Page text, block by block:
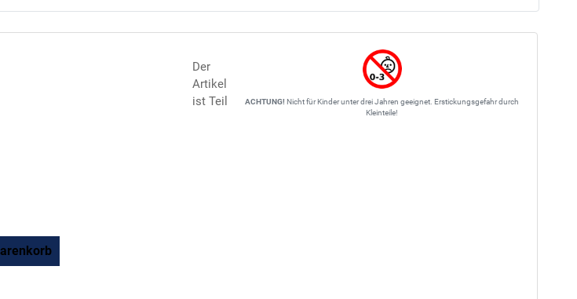
ACHTUNG! Nicht für Kinder unter drei Jahren geeignet. Erstickungsgefahr durch
Kleinteile!
Der
Artikel
ist Teil